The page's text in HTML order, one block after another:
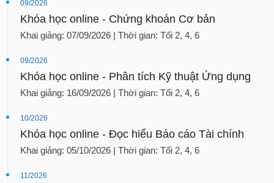
09/2026
Khóa học online - Chứng khoán Cơ bản
Khai giảng: 07/09/2026 | Thời gian: Tối 2, 4, 6
09/2026
Khóa học online - Phân tích Kỹ thuật Ứng dụng
Khai giảng: 16/09/2026 | Thời gian: Tối 2, 4, 6
10/2026
Khóa học online - Đọc hiểu Báo cáo Tài chính
Khai giảng: 05/10/2026 | Thời gian: Tối 2, 4, 6
11/2026